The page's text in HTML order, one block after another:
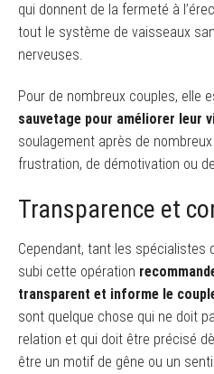
qui donnent de la fermeté à
tout le système de vaisseaux
nerveuses.
Pour de nombreux couples, elle
sauvetage pour améliorer leur
soulagement après de
frustration, de démotivation ou
Transparence et
Cependant, tant les spécialistes
subi cette opération
transparent et informe le
sont quelque chose qui ne doit
relation et qui doit être précisé
être un motif de gêne ou un